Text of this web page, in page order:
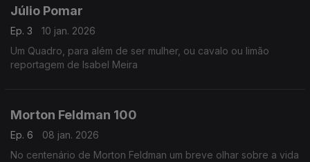
Júlio Pomar
Ep. 3
10 jan. 2026
Um Quadro, para além de ser mulher, ou cavalo ou limão
reportagem de Isabel Meira
Morton Feldman 100
Ep. 6
08 jan. 2026
No centenário de Morton Feldman um breve olhar sobre a vida